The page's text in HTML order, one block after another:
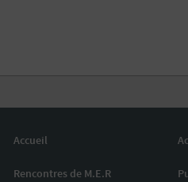
Accueil
Rencontres de M.E.R